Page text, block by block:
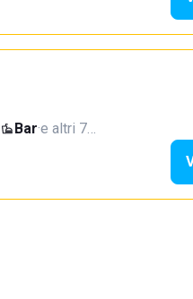
Bar·e altri 7…